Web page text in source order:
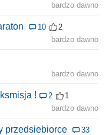
bardzo dawno
10
2
bardzo dawno
bardzo dawno
! 2
1
bardzo dawno
przedsiebiorce
33